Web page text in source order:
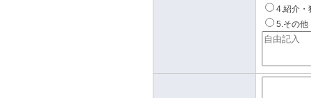
4.紹介・
5.その他